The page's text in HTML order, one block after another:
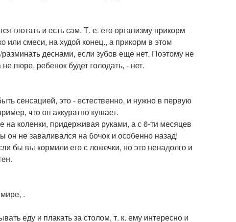
глотать и есть сам. Т. е. его организму прикорм
или смеси, на худой конец., а прикорм в этом
разминать деснами, если зубов еще нет. Поэтому не
пюре, ребенок будет голодать, - нет.
сенсацией, это - естественно, и нужно в первую
что он аккуратно кушает.
на коленки, придерживая руками, а с 6-ти месяцев
он не заваливался на бочок и особенно назад!
бы вы кормили его с ложечки, но это ненадолго и
.
еду и плакать за столом, т. к. ему интересно и